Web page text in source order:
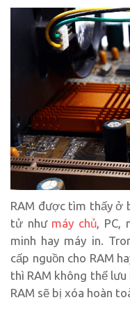
RAM được tìm thấy ở
tử như máy chủ ,
minh hay máy in.
cấp nguồn cho RAM
thì RAM không thể
RAM sẽ bị xóa hoàn